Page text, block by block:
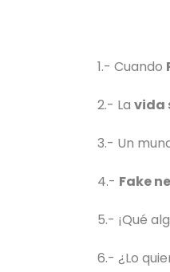
1.- Cuando
2.- La vida
3.- Un
4.- Fake
5.- ¡Qué
6.- ¿Lo